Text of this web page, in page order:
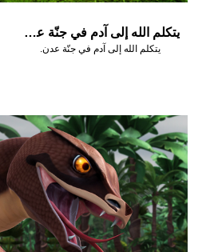
يتكلم الله إلى آدم في جنّة عدن.
يتكلم الله إلى آدم في جنّة عدن.